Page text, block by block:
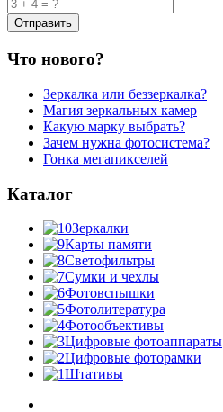
Что нового?
Зеркалка или беззеркалка?
Магия зеркальных камер
Какую марку выбрать?
Зачем нужна фотосистема?
Гонка мегапикселей
Каталог
Зеркалки
Карты памяти
Светофильтры
Сумки и чехлы
Фотовспышки
Фотолитература
Фотообъективы
Цифровые фотоаппараты
Цифровые фоторамки
Штативы